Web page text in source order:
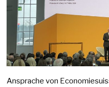
Ansprache von